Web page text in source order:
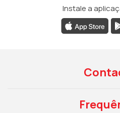
Instale a